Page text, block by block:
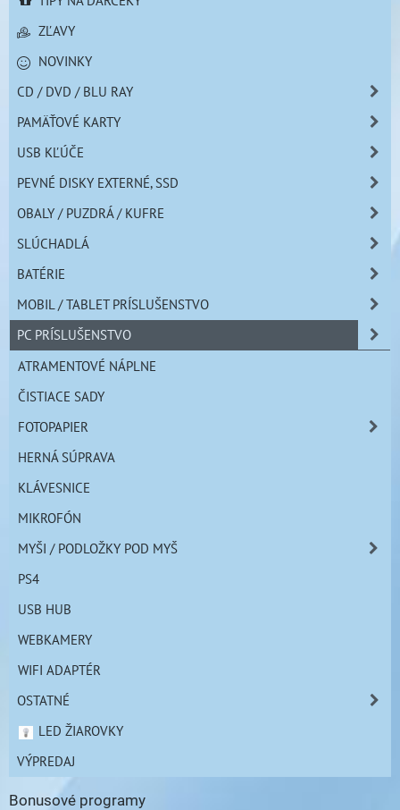
ZĽAVY
NOVINKY
CD / DVD / BLU RAY
PAMÄŤOVÉ KARTY
USB KĽÚČE
PEVNÉ DISKY EXTERNÉ, SSD
OBALY / PUZDRÁ / KUFRE
SLÚCHADLÁ
BATÉRIE
MOBIL / TABLET PRÍSLUŠENSTVO
PC PRÍSLUŠENSTVO
ATRAMENTOVÉ NÁPLNE
ČISTIACE SADY
FOTOPAPIER
HERNÁ SÚPRAVA
KLÁVESNICE
MIKROFÓN
MYŠI / PODLOŽKY POD MYŠ
PS4
USB HUB
WEBKAMERY
WIFI ADAPTÉR
OSTATNÉ
LED ŽIAROVKY
VÝPREDAJ
Bonusové programy